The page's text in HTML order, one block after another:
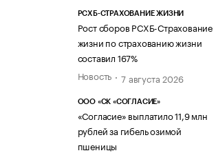
РСХБ-СТРАХОВАНИЕ ЖИЗНИ
Рост сборов РСХБ-Страхование
жизни по страхованию жизни
составил 167%
Новость
7 августа 2026
ООО «СК «СОГЛАСИЕ»
«Согласие» выплатило 11,9 млн
рублей за гибель озимой
пшеницы